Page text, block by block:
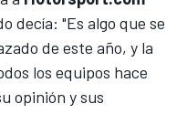
decía: "Es algo que se
de este año, y la
los equipos hace
opinión y sus